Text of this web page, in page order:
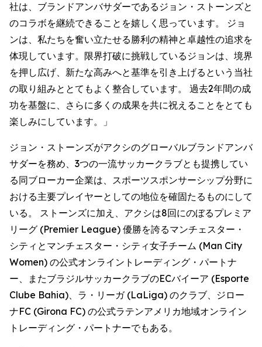
社は、ブランドアンバサダーであるジョン・ストーンズと
のコラボを継続できることを嬉しく思っています。 ジョ
ンは、私たちを奮い立たせる勝利の精神と卓越性の追求を
体現しています。限界打破に挑戦しているジョンは、境界
を押し広げ、新たな高みへと基準を引き上げるという当社
の取り組みととてもよく整合しています。 過去2年間の成
功を基盤に、さらに多くの成果を共に祝えることをとても
楽しみにしています。」
ジョン・ストーンズがアクシのグローバルブランドアンバ
サダーを務め、3つの一流サッカークラブとも提携してい
る同ブローカー企業は、スポーツスポンサーシップ分野に
おける主要プレイヤーとしての地位を確固たるものにして
いる。 ストーンズに加え、アクシは8回にのぼるプレミア
リーグ (Premier League) 優勝を誇るマンチェスター・
シティとマンチェスター・シティ女子チーム (Man City
Women) の公式オンライントレーディング・パートナ
ー、またブラジルサッカークラブのECバイーア (Esporte
Clube Bahia)、ラ・リーガ (LaLiga) のクラブ、ジロー
ナFC (Girona FC) の公式ラテンアメリカ地域オンライン
トレーディング・パートナーでもある。